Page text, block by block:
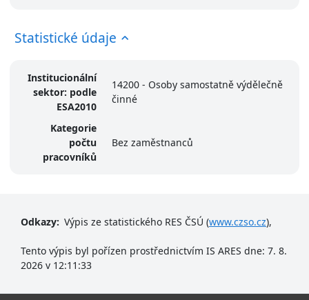
Statistické údaje
Institucionální
sektor: podle
ESA2010
14200 - Osoby samostatně výdělečně
činné
Kategorie
počtu
pracovníků
Bez zaměstnanců
Odkazy: Výpis ze statistického RES ČSÚ (www.czso.cz),
Tento výpis byl pořízen prostřednictvím IS ARES dne: 7. 8.
2026 v 12:11:33